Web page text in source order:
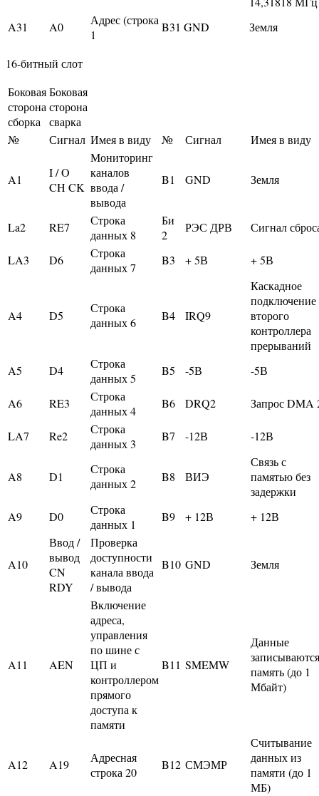
A31
A0
Адрес (строка
1
B31 GND Земля
16-битный слот
Боковая
сторона
сборка
Боковая
сторона
сварка
№
Сигнал Имея в виду № Сигнал Имея в виду
A1
I / O
CH CK
Мониторинг
каналов
ввода /
вывода
B1 GND Земля
La2 RE7
Строка
данных 8
Би
2
РЭС ДРВ Сигнал
LA3 D6
Строка
данных 7
B3 + 5В + 5В
A4 D5
Строка
данных 6
B4 IRQ9
Каскадное
подключение
второго
контроллера
прерываний
A5
D4
Строка
данных 5
B5 -5В -5В
A6 RE3
Строка
данных 4
B6 DRQ2 Запрос DMA
LA7 Re2
Строка
данных 3
B7 -12В -12В
A8 D1
Строка
данных 2
B8 ВИЭ
Связь с
памятью без
задержки
A9
D0
Строка
данных 1
B9 + 12В + 12В
A10
Ввод /
вывод
CN
RDY
Проверка
доступности
канала ввода
/ вывода
B10 GND Земля
A11 AEN
Включение
адреса,
управления
по шине с
ЦП и
контроллером
прямого
доступа к
памяти
B11 SMEMW
Данные
память (до 1
Мбайт)
A12 A19
Адресная
строка 20
B12 СМЭМР
Считывание
данных из
памяти (до 1
МБ)